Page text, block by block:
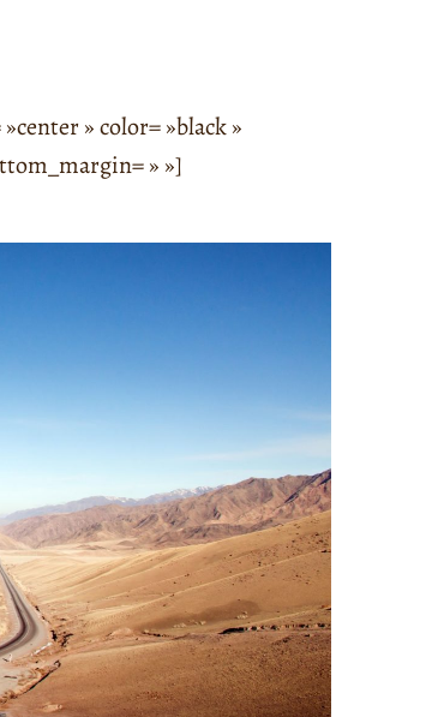
» color= »black »
» »]